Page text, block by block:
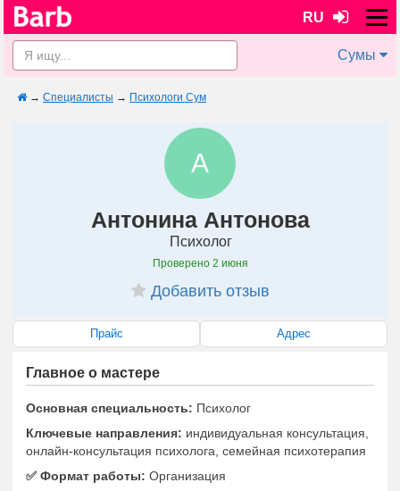
RU
Сумы
→ Специалисты → Психологи Сум
А
Антонина Антонова
Психолог
Проверено 2 июня
Добавить отзыв
Прайс Адрес
Главное о мастере
Основная специальность: Психолог
Ключевые направления: индивидуальная консультация,
онлайн-консультация психолога, семейная психотерапия
✅️ Формат работы: Организация